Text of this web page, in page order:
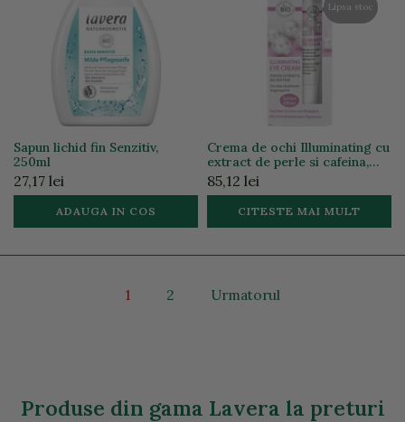
Sapun lichid fin Senzitiv,
250ml
27,17 lei
ADAUGA IN COS
Lipsa stoc
Crema de ochi Illuminating cu
extract de perle si cafeina,
15ml
85,12 lei
CITESTE MAI MULT
1 2 Urmatorul
Produse din gama Lavera la preturi